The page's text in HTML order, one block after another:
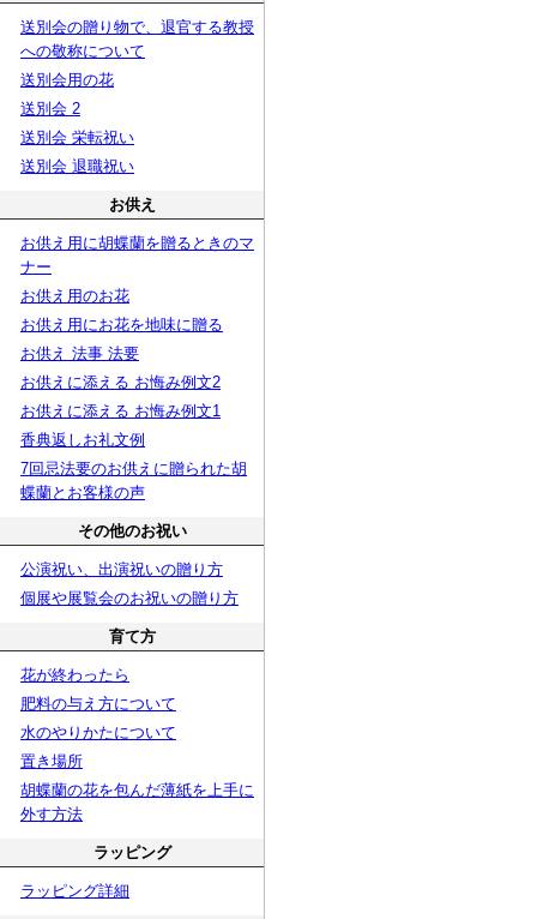
送別会の贈り物で、退官する教授
への敬称について
送別会用の花
送別会 2
送別会 栄転祝い
送別会 退職祝い
お供え
お供え用に胡蝶蘭を贈るときのマ
ナー
お供え用のお花
お供え用にお花を地味に贈る
お供え 法事 法要
お供えに添える お悔み例文2
お供えに添える お悔み例文1
香典返しお礼文例
7回忌法要のお供えに贈られた胡
蝶蘭とお客様の声
その他のお祝い
公演祝い、出演祝いの贈り方
個展や展覧会のお祝いの贈り方
育て方
花が終わったら
肥料の与え方について
水のやりかたについて
置き場所
胡蝶蘭の花を包んだ薄紙を上手に
外す方法
ラッピング
ラッピング詳細